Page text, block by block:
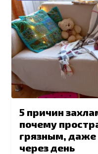
5 причин
почему
грязным, даже
через день